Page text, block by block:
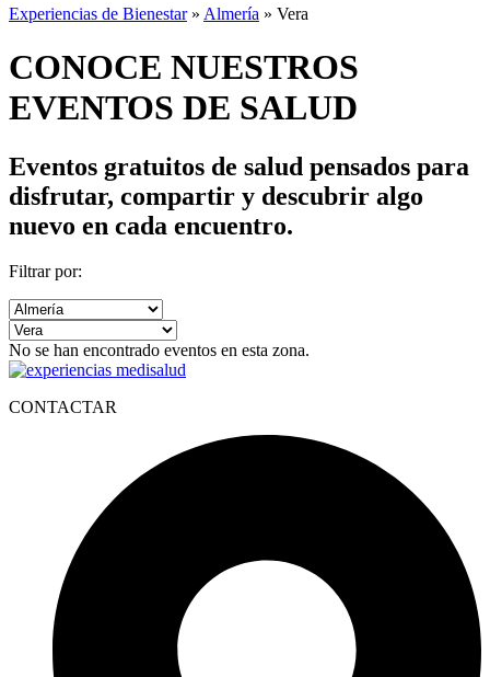
Experiencias de Bienestar» Almería » Vera
CONOCE NUESTROS
EVENTOS DE SALUD
Eventos gratuitos de salud pensados para
disfrutar, compartir y descubrir algo
nuevo en cada encuentro.
Filtrar por:
No se han encontrado eventos en esta zona.
CONTACTAR